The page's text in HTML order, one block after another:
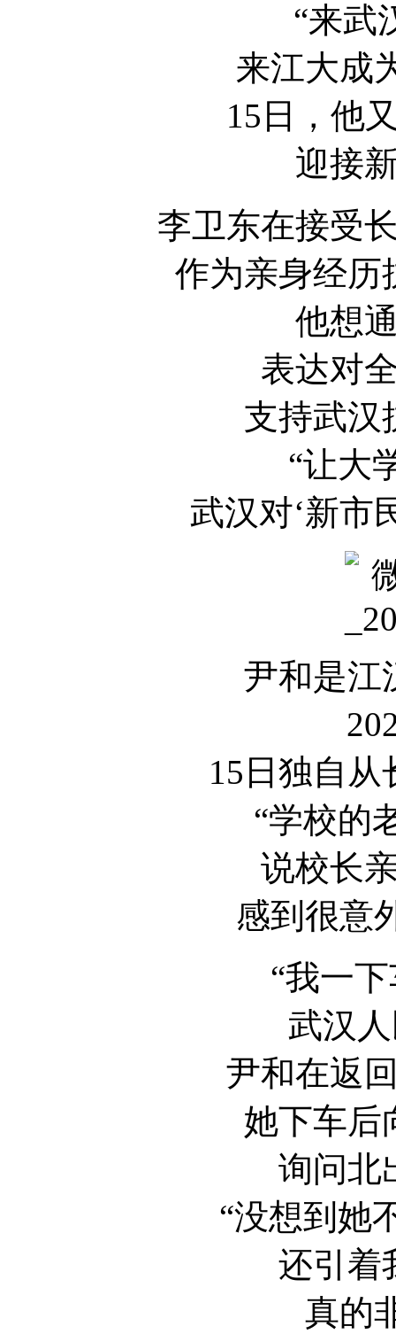
“来武
来江大成
15日，他
迎接
李卫东在接受
作为亲身经历
他想
表达对
支持武汉
“让大
武汉对‘新市
尹和是江
15日独自
“学校的
说校长
感到很意
“我一
武汉
尹和在返
她下车后
询问北
“没想到她
还引着
真的